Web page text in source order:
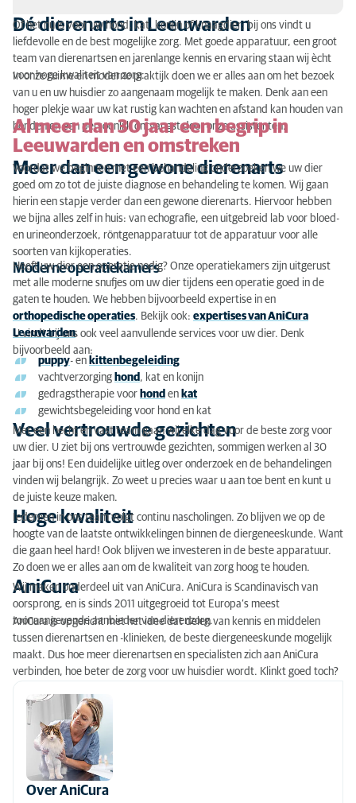
Dé dierenarts in Leeuwarden
Meer dan een gewone dierenarts
Veel vertrouwde gezichten
Hoge kwaliteit
AniCura
Dé dierenarts in Leeuwarden
Of het nu is voor uw hond, kat, konijn of knaagdier: bij ons vindt u
liefdevolle en de best mogelijke zorg. Met goede apparatuur, een groot
team van dierenartsen en jarenlange kennis en ervaring staan wij ècht
voor hoge kwaliteit van zorg.
In onze ruime en moderne praktijk doen we er alles aan om het bezoek
van u en uw huisdier zo aangenaam mogelijk te maken. Denk aan een
hoger plekje waar uw kat rustig kan wachten en afstand kan houden van
honden en een persoonlijk ontvangst door onze assistenten.
Al meer dan 30 jaar een begrip in
Leeuwarden en omstreken
Meer dan een gewone dierenarts
Voordat we beginnen met een behandeling onderzoeken we uw dier
goed om zo tot de juiste diagnose en behandeling te komen. Wij gaan
hierin een stapje verder dan een gewone dierenarts. Hiervoor hebben
we bijna alles zelf in huis: van echografie, een uitgebreid lab voor bloed-
en urineonderzoek, röntgenapparatuur tot de apparatuur voor alle
soorten van kijkoperaties.
Moderne operatiekamers
Heeft uw dier een operatie nodig? Onze operatiekamers zijn uitgerust
met alle moderne snufjes om uw dier tijdens een operatie goed in de
gaten te houden. We hebben bijvoorbeeld expertise in en
orthopedische operaties. Bekijk ook: expertises van AniCura
Leeuwarden.
U vindt bij ons ook veel aanvullende services voor uw dier. Denk
bijvoorbeeld aan:
puppy- en kittenbegeleiding
vachtverzorging hond , kat en konijn
gedragstherapie voor hond en kat
gewichtsbegeleiding voor hond en kat
Veel vertrouwde gezichten
Met een hecht en vast team gaan wij elke dag voor de beste zorg voor
uw dier. U ziet bij ons vertrouwde gezichten, sommigen werken al 30
jaar bij ons! Een duidelijke uitleg over onderzoek en de behandelingen
vinden wij belangrijk. Zo weet u precies waar u aan toe bent en kunt u
de juiste keuze maken.
Hoge kwaliteit
Iedereen in ons team volgt continu nascholingen. Zo blijven we op de
hoogte van de laatste ontwikkelingen binnen de diergeneeskunde. Want
die gaan heel hard! Ook blijven we investeren in de beste apparatuur.
Zo doen we er alles aan om de kwaliteit van zorg hoog te houden.
AniCura
Wij maken onderdeel uit van AniCura. AniCura is Scandinavisch van
oorsprong, en is sinds 2011 uitgegroeid tot Europa’s meest
toonaangevende aanbieder van dierenzorg.
AniCura is opgericht met het idee dat delen van kennis en middelen
tussen dierenartsen en -klinieken, de beste diergeneeskunde mogelijk
maakt. Dus hoe meer dierenartsen en specialisten zich aan AniCura
verbinden, hoe beter de zorg voor uw huisdier wordt. Klinkt goed toch?
Over AniCura